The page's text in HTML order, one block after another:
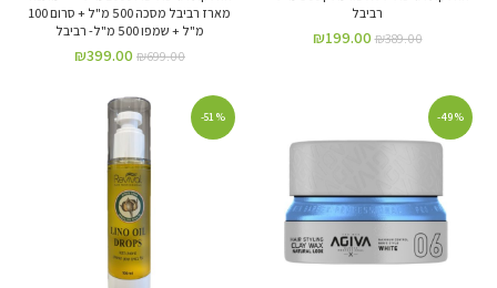
רביבל
₪389.00
₪199.00
מארז רביבל מסכה 500 מ"ל + סרום 100
מ"ל + שמפו 500 מ"ל- רביבל
₪699.00
₪399.00
-49%
-51%